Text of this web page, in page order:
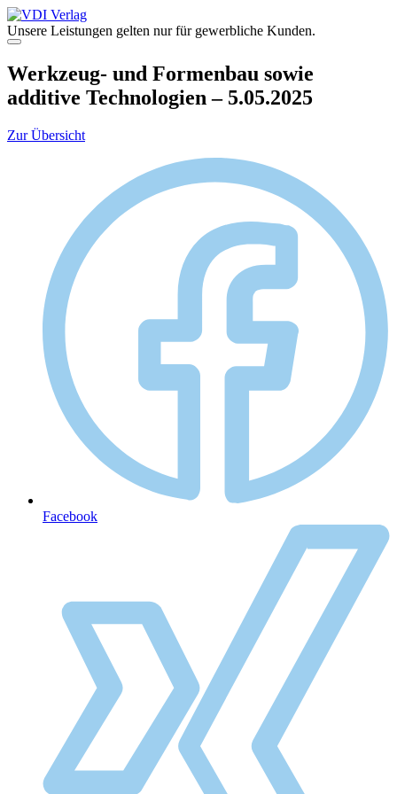
Zum
Inhalt
springen
Unsere Leistungen gelten nur für gewerbliche Kunden.
Menü
Werkzeug- und Formenbau sowie
additive Technologien – 5.05.2025
Zur Übersicht
Facebook